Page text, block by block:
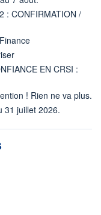
: CONFIRMATION /
EN CRSI :
! Rien ne va plus.
31 juillet 2026.